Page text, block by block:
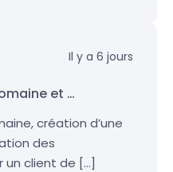
Il y a 6 jours
et …
création d’une
des
un client de […]